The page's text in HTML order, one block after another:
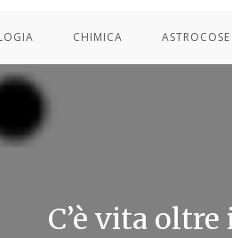
CHIMICA ASTROCOSE
C’è vita